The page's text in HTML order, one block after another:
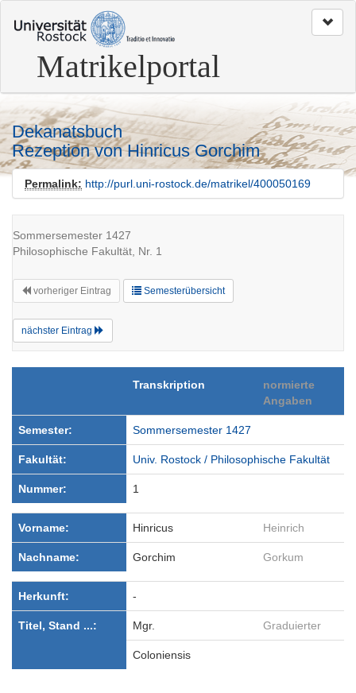
zum
Seitenanfang
Matrikelportal
Dekanatsbuch
Rezeption von Hinricus Gorchim
Permalink: http://purl.uni-rostock.de/matrikel/400050169
Sommersemester 1427
Philosophische Fakultät, Nr. 1
vorheriger Eintrag Semesterübersicht
nächster Eintrag
Transkription
normierte
Angaben
Semester: Sommersemester 1427
Fakultät: Univ. Rostock / Philosophische Fakultät
Nummer: 1
Vorname: Hinricus Heinrich
Nachname: Gorchim Gorkum
Herkunft: -
Titel, Stand ...: Mgr. Graduierter
Coloniensis